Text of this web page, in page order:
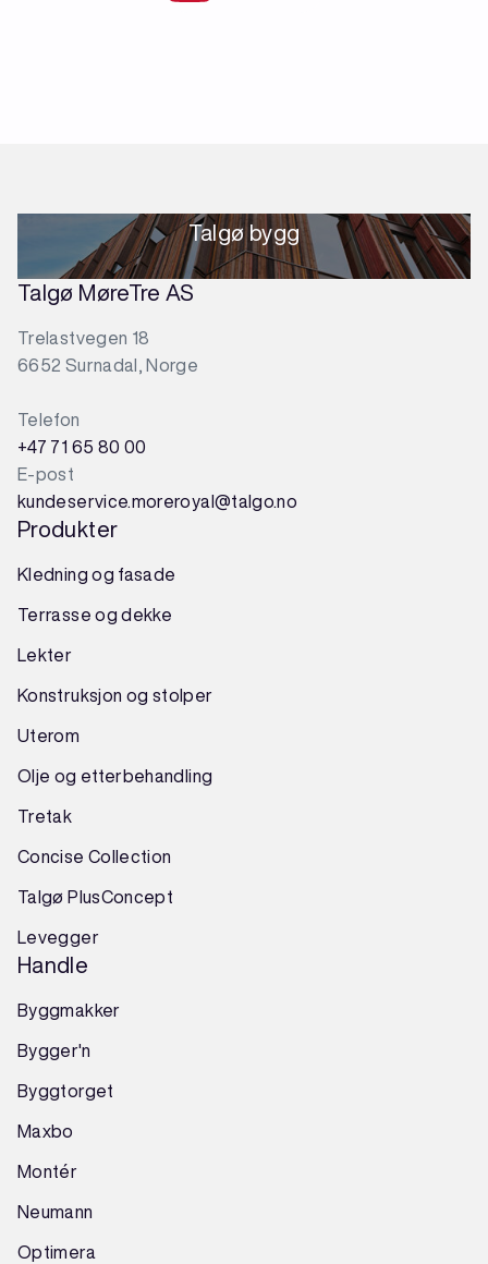
Talgø bygg
Talgø MøreTre AS
Trelastvegen 18
6652 Surnadal, Norge
Telefon
+47 71 65 80 00
E-post
kundeservice.moreroyal@talgo.no
Produkter
Kledning og fasade
Terrasse og dekke
Lekter
Konstruksjon og stolper
Uterom
Olje og etterbehandling
Tretak
Concise Collection
Talgø PlusConcept
Levegger
Handle
Byggmakker
Bygger'n
Byggtorget
Maxbo
Montér
Neumann
Optimera